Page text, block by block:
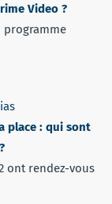
Video ?
programme
place : qui sont
ont rendez-vous